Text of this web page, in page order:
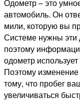
Одометр – это
автомобиль. Он
мили, которую вы
Системе нужны эти
поэтому
одометр
Поэтому
тому, что пробег
увеличиваться